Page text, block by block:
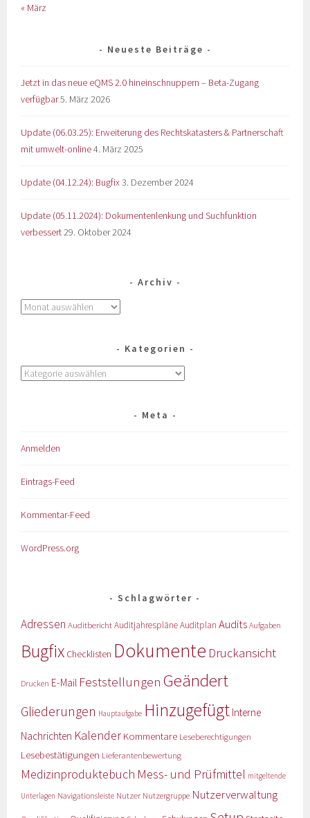
« März
Neueste Beiträge
Jetzt in das neue eQMS 2.0 hineinschnuppern – Beta-Zugang
verfügbar5. März 2026
Update (06.03.25): Erweiterung des Rechtskatasters & Partnerschaft
mit umwelt-online4. März 2025
Update (04.12.24): Bugfix3. Dezember 2024
Update (05.11.2024): Dokumentenlenkung und Suchfunktion
verbessert29. Oktober 2024
Archiv
Kategorien
Meta
Anmelden
Eintrags-Feed
Kommentar-Feed
WordPress.org
Schlagwörter
Adressen AuditberichtAuditjahrespläneAuditplan Audits Aufgaben
Bugfix Checklisten Dokumente Druckansicht
Drucken E-Mail Feststellungen Geändert
Gliederungen Hauptaufgabe Hinzugefügt Interne
Nachrichten KalenderKommentare Leseberechtigungen
Lesebestätigungen Lieferantenbewertung
Medizinproduktebuch Mess- und Prüfmittel mitgeltende
Unterlagen Navigationsleiste Nutzer Nutzergruppe Nutzerverwaltung